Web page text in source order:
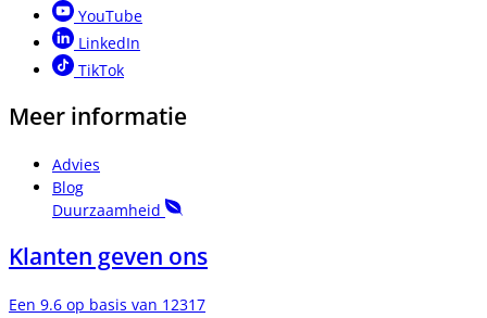
YouTube
LinkedIn
TikTok
Meer informatie
Advies
Blog
Duurzaamheid
Klanten geven ons
Een 9.6 op basis van 12317